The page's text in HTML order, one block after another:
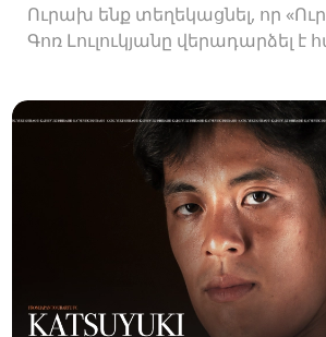
Ուրախ ենք տեղեկացնել, որ
Գոռ Լուլուկյանը վերադարձել